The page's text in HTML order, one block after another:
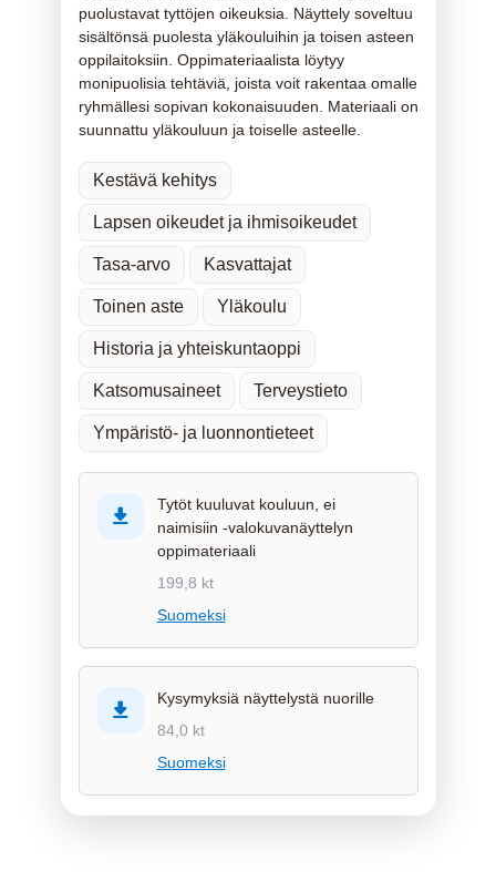
puolustavat tyttöjen oikeuksia. Näyttely soveltuu
sisältönsä puolesta yläkouluihin ja toisen asteen
oppilaitoksiin. Oppimateriaalista löytyy
monipuolisia tehtäviä, joista voit rakentaa omalle
ryhmällesi sopivan kokonaisuuden. Materiaali on
suunnattu yläkouluun ja toiselle asteelle.
Kestävä kehitys
Lapsen oikeudet ja ihmisoikeudet
Tasa-arvo Kasvattajat
Toinen aste Yläkoulu
Historia ja yhteiskuntaoppi
Katsomusaineet Terveystieto
Ympäristö- ja luonnontieteet
Tytöt kuuluvat kouluun, ei
naimisiin -valokuvanäyttelyn
oppimateriaali
199,8 kt
Suomeksi
Kysymyksiä näyttelystä nuorille
84,0 kt
Suomeksi